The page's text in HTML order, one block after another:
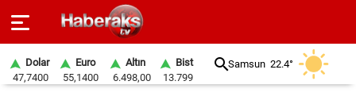
Dolar
47,7400
Euro
55,1400
Altın
6.498,00
Bist
13.799
Samsun 22.4°